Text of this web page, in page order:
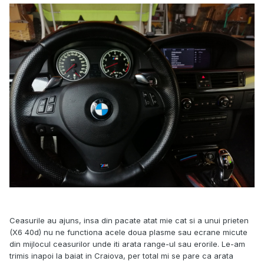
Ceasurile au ajuns, insa din pacate atat mie cat si a unui prieten
(X6 40d) nu ne functiona acele doua plasme sau ecrane micute
din mijlocul ceasurilor unde iti arata range-ul sau erorile. Le-am
trimis inapoi la baiat in Craiova, per total mi se pare ca arata